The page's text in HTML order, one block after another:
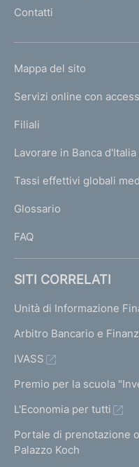
m
e
a
g
Contatti
L
N
K
T
I
I
Mappa del sito
Servizi online con
Filiali
Lavorare in Banca d'Italia
Tassi effettivi globali
Glossario
FAQ
SITI CORRELATI
Unità di Informazione
Arbitro Bancario e
IVASS
Premio per la scuola
L'Economia per tutti
Portale di prenotazione
Palazzo Koch